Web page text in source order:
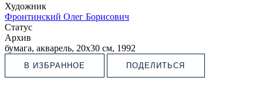
Художник
Фронтинский Олег Борисович
Статус
Архив
бумага, акварель, 20х30 см, 1992
В ИЗБРАННОЕ ПОДЕЛИТЬСЯ